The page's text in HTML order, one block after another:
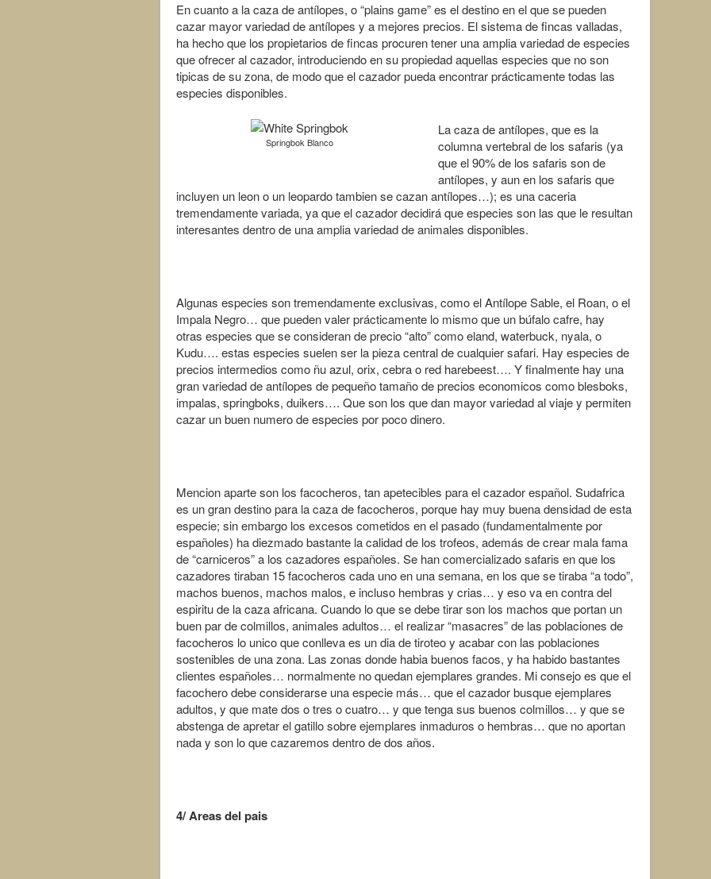
En cuanto a la caza de antílopes, o “plains game” es el destino en el que se pueden
cazar mayor variedad de antílopes y a mejores precios. El sistema de fincas valladas,
ha hecho que los propietarios de fincas procuren tener una amplia variedad de especies
que ofrecer al cazador, introduciendo en su propiedad aquellas especies que no son
tipicas de su zona, de modo que el cazador pueda encontrar prácticamente todas las
especies disponibles.
Springbok Blanco
La caza de antílopes, que es la
columna vertebral de los safaris (ya
que el 90% de los safaris son de
antílopes, y aun en los safaris que
incluyen un leon o un leopardo tambien se cazan antílopes…); es una caceria
tremendamente variada, ya que el cazador decidirá que especies son las que le resultan
interesantes dentro de una amplia variedad de animales disponibles.
Algunas especies son tremendamente exclusivas, como el Antílope Sable, el Roan, o el
Impala Negro… que pueden valer prácticamente lo mismo que un búfalo cafre, hay
otras especies que se consideran de precio “alto” como eland, waterbuck, nyala, o
Kudu…. estas especies suelen ser la pieza central de cualquier safari. Hay especies de
precios intermedios como ñu azul, orix, cebra o red harebeest…. Y finalmente hay una
gran variedad de antílopes de pequeño tamaño de precios economicos como blesboks,
impalas, springboks, duikers…. Que son los que dan mayor variedad al viaje y permiten
cazar un buen numero de especies por poco dinero.
Mencion aparte son los facocheros, tan apetecibles para el cazador español. Sudafrica
es un gran destino para la caza de facocheros, porque hay muy buena densidad de esta
especie; sin embargo los excesos cometidos en el pasado (fundamentalmente por
españoles) ha diezmado bastante la calidad de los trofeos, además de crear mala fama
de “carniceros” a los cazadores españoles. Se han comercializado safaris en que los
cazadores tiraban 15 facocheros cada uno en una semana, en los que se tiraba “a todo”,
machos buenos, machos malos, e incluso hembras y crias… y eso va en contra del
espiritu de la caza africana. Cuando lo que se debe tirar son los machos que portan un
buen par de colmillos, animales adultos… el realizar “masacres” de las poblaciones de
facocheros lo unico que conlleva es un dia de tiroteo y acabar con las poblaciones
sostenibles de una zona. Las zonas donde habia buenos facos, y ha habido bastantes
clientes españoles… normalmente no quedan ejemplares grandes. Mi consejo es que el
facochero debe considerarse una especie más… que el cazador busque ejemplares
adultos, y que mate dos o tres o cuatro… y que tenga sus buenos colmillos… y que se
abstenga de apretar el gatillo sobre ejemplares inmaduros o hembras… que no aportan
nada y son lo que cazaremos dentro de dos años.
4/ Areas del pais